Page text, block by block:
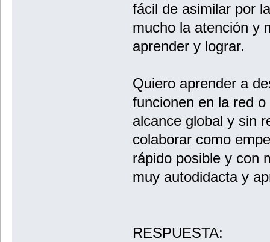
fácil de asimilar por
mucho la atención y
aprender y lograr.
Quiero aprender a
funcionen en la red
alcance global y sin
colaborar como
rápido posible y con
muy autodidacta y
RESPUESTA: